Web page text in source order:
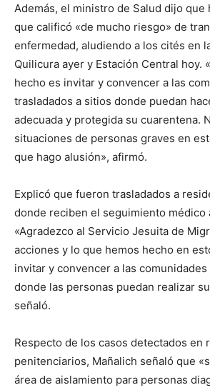
Además, el ministro de Salud dijo que
que calificó «de mucho riesgo» de
enfermedad, aludiendo a los cités en
Quilicura ayer y Estación Central hoy.
hecho es invitar y convencer a las
trasladados a sitios donde puedan
adecuada y protegida su cuarentena.
situaciones de personas graves en
que hago alusión», afirmó.
Explicó que fueron trasladados a
donde reciben el seguimiento médico
«Agradezco al Servicio Jesuita de
acciones y lo que hemos hecho en
invitar y convencer a las
donde las personas puedan realizar
señaló.
Respecto de los casos detectados en
penitenciarios, Mañalich señaló que
área de aislamiento para personas